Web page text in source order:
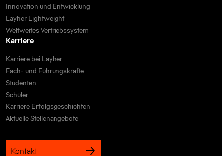
Innovation und Entwicklung
Layher Lightweight
Weltweites Vertriebssystem
Karriere
Karriere bei Layher
Fach- und Führungskräfte
Studenten
Schüler
Karriere Erfolgsgeschichten
Aktuelle Stellenangebote
Kontakt